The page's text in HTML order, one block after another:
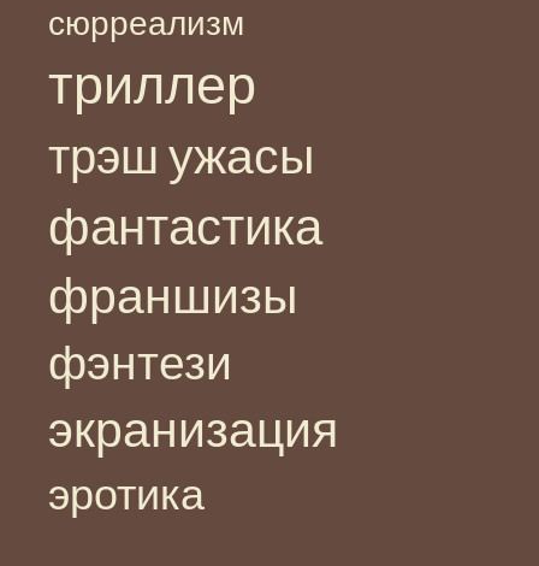
сюрреализм
триллер
трэш ужасы
фантастика
франшизы
фэнтези
экранизация
эротика